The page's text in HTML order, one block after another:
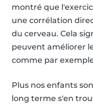
montré que
une corrélation
du cerveau. Cela
peuvent améliorer
comme par
Plus nos enfants
long terme s'en